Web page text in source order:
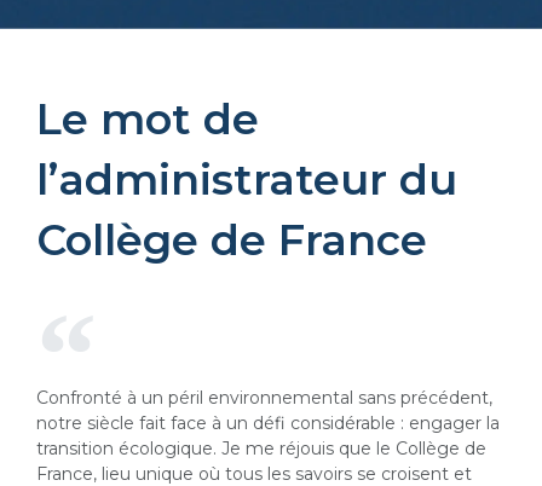
Le mot de
l’administrateur du
Collège de France
Confronté à un péril environnemental sans précédent,
notre siècle fait face à un défi considérable : engager la
transition écologique. Je me réjouis que le Collège de
France, lieu unique où tous les savoirs se croisent et